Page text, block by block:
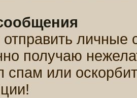
личные
получаю
спам или